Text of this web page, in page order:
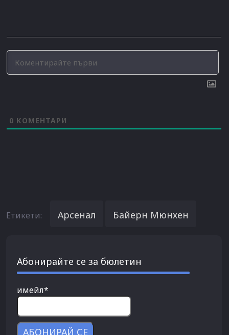
0 КОМЕНТАРИ
Етикети: Арсенал Байерн Мюнхен
Абонирайте се за бюлетин
имейл*